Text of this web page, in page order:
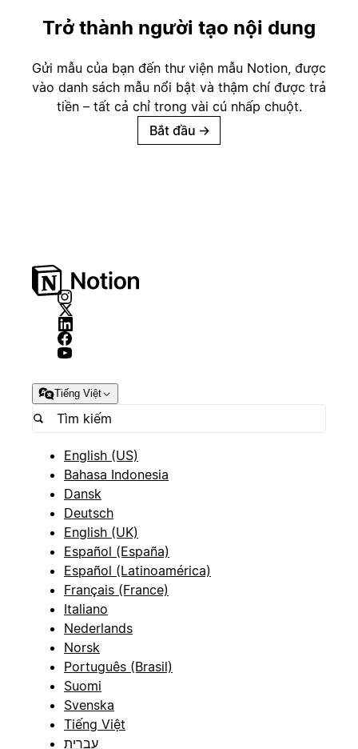
Trở thành người tạo nội dung
Gửi mẫu của bạn đến thư viện mẫu Notion, được
vào danh sách mẫu nổi bật và thậm chí được trả
tiền – tất cả chỉ trong vài cú nhấp chuột.
Bắt đầu →
Tiếng Việt
English (US)
Bahasa Indonesia
Dansk
Deutsch
English (UK)
Español (España)
Español (Latinoamérica)
Français (France)
Italiano
Nederlands
Norsk
Português (Brasil)
Suomi
Svenska
Tiếng Việt
עברית